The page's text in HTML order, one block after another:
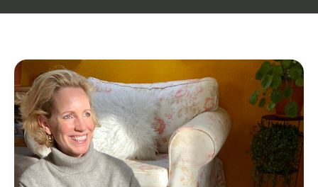
Älter
werden,
Abschied
nehmen..